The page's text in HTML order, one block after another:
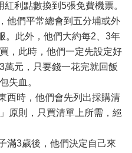
利點數換到5張免費機票。
他們平常總會到五分埔或外
。此外，他們大約每2、3年
，此時，他們一定先設定好
元，只要錢一花完就回飯
失血。
西時，他們會先列出採購清
原則，只買清單上所需，絕
滿3歲後，他們決定自己來